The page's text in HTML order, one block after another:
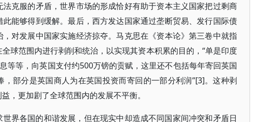
克服的矛盾，世界市场的形成恰好有助于资本主义国家把过剩商
能够得到缓解。最后，西方发达国家通过垄断贸易、发行国际债
对发展中国家实施经济掠夺。马克思在《资本论》第三卷中就指
球范围内进行剥削和统治，以实现其资本积累的目的，“单是印度
等等，向英国支付约500万镑的贡赋，这里还不包括每年寄回英国
部分是英国商人为在英国投资而寄回的一部分利润”[3]。这种剥
，更加剧了全球范围内的发展不平衡。
界各国的和谐发展，但在现实中却造成不同国家间冲突和矛盾日